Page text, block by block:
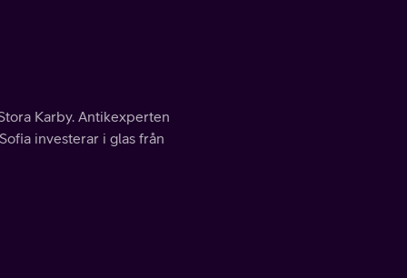
Karby. Antikexperten
investerar i glas från